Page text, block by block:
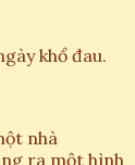
khổ đau.
nhà
ra một hình